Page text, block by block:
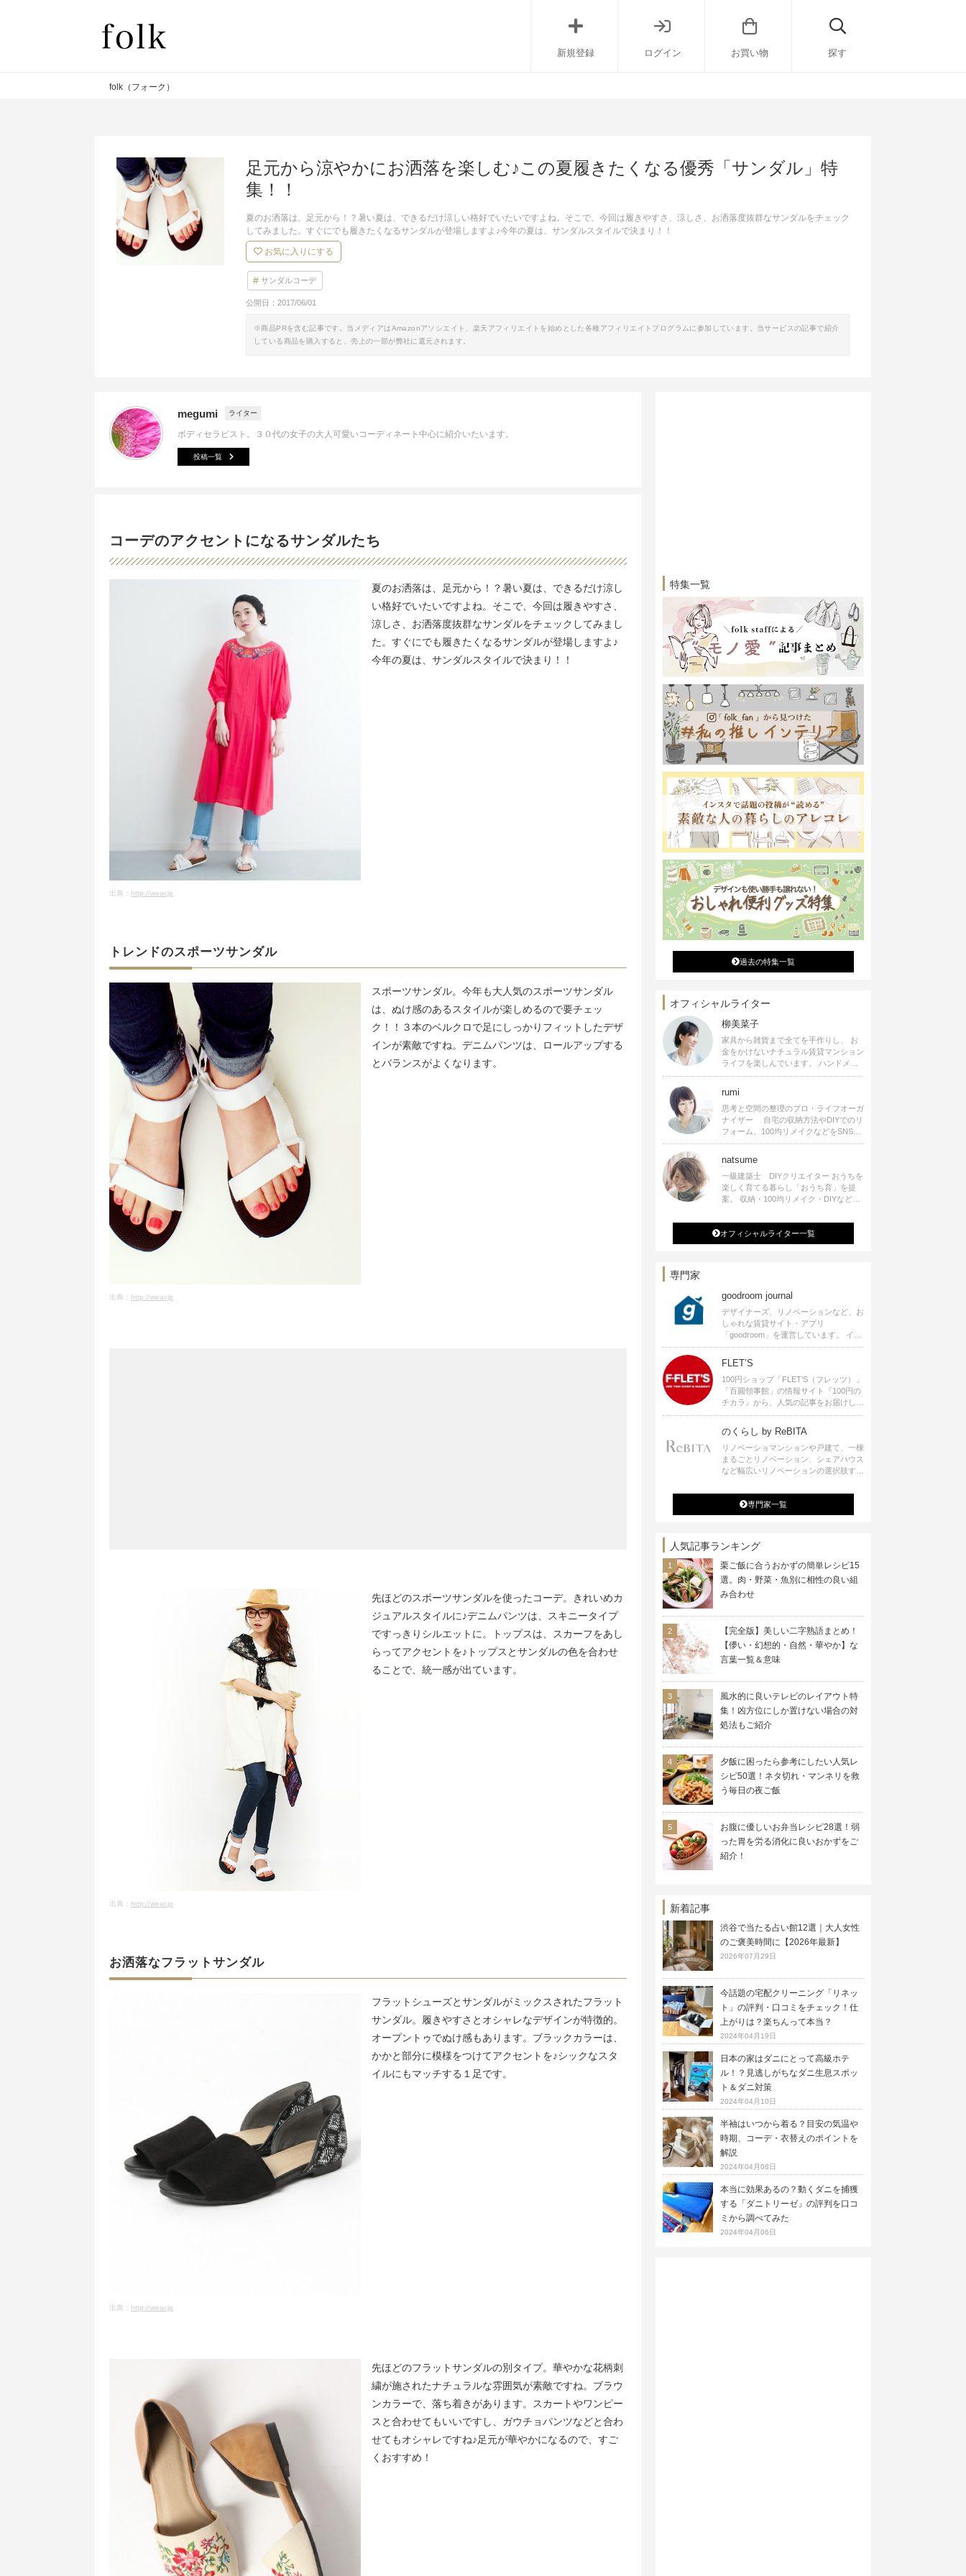
新規登録 ログイン お買い物 探す
folk（フォーク）
足元から涼やかにお洒落を楽しむ♪この夏履きたくなる優秀「サンダル」特
集！！
夏のお洒落は、足元から！？暑い夏は、できるだけ涼しい格好でいたいですよね。そこで、今回は履きやすさ、涼しさ、お洒落度抜群なサンダルをチェック
してみました。すぐにでも履きたくなるサンダルが登場しますよ♪今年の夏は、サンダルスタイルで決まり！！
お気に入りにする
サンダルコーデ
公開日： 2017/06/01
※商品PRを含む記事です。当メディアはAmazonアソシエイト、楽天アフィリエイトを始めとした各種アフィリエイトプログラムに参加しています。当サービスの記事で紹介
している商品を購入すると、売上の一部が弊社に還元されます。
megumi ライター
ボディセラピスト。３０代の女子の大人可愛いコーディネート中心に紹介いたいます。
投稿一覧
コーデのアクセントになるサンダルたち
出典： http://wear.jp
夏のお洒落は、足元から！？暑い夏は、できるだけ涼し
い格好でいたいですよね。そこで、今回は履きやすさ、
涼しさ、お洒落度抜群なサンダルをチェックしてみまし
た。すぐにでも履きたくなるサンダルが登場しますよ♪
今年の夏は、サンダルスタイルで決まり！！
トレンドのスポーツサンダル
出典： http://wear.jp
スポーツサンダル。今年も大人気のスポーツサンダル
は、ぬけ感のあるスタイルが楽しめるので要チェッ
ク！！３本のベルクロで足にしっかりフィットしたデザ
インが素敵ですね。デニムパンツは、ロールアップする
とバランスがよくなります。
出典： http://wear.jp
先ほどのスポーツサンダルを使ったコーデ。きれいめカ
ジュアルスタイルに♪デニムパンツは、スキニータイプ
ですっきりシルエットに。トップスは、スカーフをあし
らってアクセントを♪トップスとサンダルの色を合わせ
ることで、統一感が出ています。
お洒落なフラットサンダル
出典： http://wear.jp
フラットシューズとサンダルがミックスされたフラット
サンダル。履きやすさとオシャレなデザインが特徴的。
オープントゥでぬけ感もあります。ブラックカラーは、
かかと部分に模様をつけてアクセントを♪シックなスタ
イルにもマッチする１足です。
先ほどのフラットサンダルの別タイプ。華やかな花柄刺
繍が施されたナチュラルな雰囲気が素敵ですね。ブラウ
ンカラーで、落ち着きがあります。スカートやワンピー
スと合わせてもいいですし、ガウチョパンツなどと合わ
せてもオシャレですね♪足元が華やかになるので、すご
くおすすめ！
特集一覧
過去の特集一覧
オフィシャルライター
柳美菜子
家具から雑貨まで全てを手作りし、 お
金をかけないナチュラル賃貸マンション
ライフを楽しんでいます。 ハンドメイ
ド雑貨やインテリアに関する著書も出
ます。
rumi
思考と空間の整理のプロ・ライフオーガ
ナイザー 自宅の収納方法やDIYでのリ
フォーム、100均リメイクなどをSNSで
公開中。 収納やリメイク、インテリア
シピ提供、店舗プロデュース 2016年９
月に宝島社より【Rumiのおうち時間を
楽しむインテリア】を出版しました。
natsume
一級建築士 DIYクリエイター おうちを
楽しく育てる暮らし「おうち育」を提
案。 収納・100均リメイク・DIYなどお
発信中。 著書 なつめさんちの新しい
のになつかしいアンティークな部屋つく
り 雑誌掲載・TV出演・コラム執筆・
オフィシャルライター一覧
専門家
goodroom journal
デザイナーズ、リノベーションなど、お
しゃれな賃貸サイト・アプリ
「goodroom」を運営しています。 イン
テリアや、ひとり暮らし、ふたり暮らし
のアイディアなど、賃貸でも自分らしい
暮らしを楽しむためのヒントをお届けし
ます。
FLET’S
100円ショップ「FLET’S（フレッツ）」
「百圓領事館」の情報サイト『100円の
チカラ』から、人気の記事をお届けしま
す。
のくらし by ReBITA
リノベーショマンションや戸建て、一棟
まるごとリノベーション、シェアハウス
など幅広いリノベーションの選択肢すべ
ジ・シェアスペースなど、「住む」だけ
ではなく「働く」「遊ぶ」「学ぶ」「旅
する」といった領域でも、暮らしや生き
専門家一覧
人気記事ランキング
栗ご飯に合うおかずの簡単レシピ15
選。肉・野菜・魚別に相性の良い組
み合わせ
【完全版】美しい二字熟語まとめ！
【儚い・幻想的・自然・華やか】な
言葉一覧＆意味
風水的に良いテレビのレイアウト特
集！凶方位にしか置けない場合の対
処法もご紹介
夕飯に困ったら参考にしたい人気レ
シピ50選！ネタ切れ・マンネリを救
う毎日の夜ご飯
お腹に優しいお弁当レシピ28選！弱
った胃を労る消化に良いおかずをご
紹介！
新着記事
渋谷で当たる占い館12選｜大人女性
のご褒美時間に【2026年最新】
2026年07月29日
今話題の宅配クリーニング「リネッ
ト」の評判・口コミをチェック！仕
上がりは？楽ちんって本当？
2024年04月19日
日本の家はダニにとって高級ホテ
ル！？見逃しがちなダニ生息スポッ
ト＆ダニ対策
2024年04月10日
半袖はいつから着る？目安の気温や
時期、コーデ・衣替えのポイントを
解説
2024年04月08日
本当に効果あるの？動くダニを捕獲
する「ダニトリーゼ」の評判を口コ
ミから調べてみた
2024年04月06日